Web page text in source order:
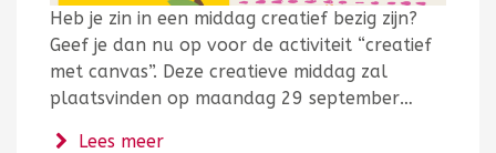
Heb je zin in een middag creatief bezig zijn?
Geef je dan nu op voor de activiteit “creatief
met canvas”. Deze creatieve middag zal
plaatsvinden op maandag 29 september…
Lees meerover Workshop "Creatief met